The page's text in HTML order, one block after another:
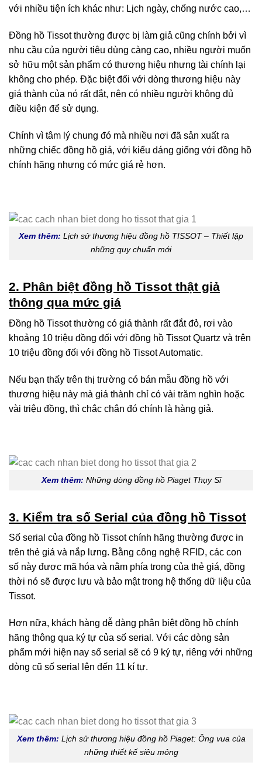
với nhiều tiện ích khác như: Lịch ngày, chống nước cao,…
Đồng hồ Tissot thường được bị làm giả cũng chính bởi vì
nhu cầu của người tiêu dùng càng cao, nhiều người muốn
sở hữu một sản phẩm có thương hiệu nhưng tài chính lại
không cho phép. Đặc biệt đối với dòng thương hiệu này
giá thành của nó rất đắt, nên có nhiều người không đủ
điều kiện để sử dụng.
Chính vì tâm lý chung đó mà nhiều nơi đã sản xuất ra
những chiếc đồng hồ giả, với kiểu dáng giống với đồng hồ
chính hãng nhưng có mức giá rẻ hơn.
Xem thêm: Lịch sử thương hiệu đồng hồ TISSOT – Thiết lập
những quy chuẩn mới
2. Phân biệt đồng hồ Tissot thật giả
thông qua mức giá
Đồng hồ Tissot thường có giá thành rất đắt đỏ, rơi vào
khoảng 10 triệu đồng đối với đồng hồ Tissot Quartz và trên
10 triệu đồng đối với đồng hồ Tissot Automatic.
Nếu bạn thấy trên thị trường có bán mẫu đồng hồ với
thương hiệu này mà giá thành chỉ có vài trăm nghìn hoặc
vài triệu đồng, thì chắc chắn đó chính là hàng giả.
Xem thêm: Những dòng đồng hồ Piaget Thụy Sĩ
3. Kiểm tra số Serial của đồng hồ Tissot
Số serial của đồng hồ Tissot chính hãng thường được in
trên thẻ giá và nắp lưng. Bằng công nghệ RFID, các con
số này được mã hóa và nằm phía trong của thẻ giá, đồng
thời nó sẽ được lưu và bảo mật trong hệ thống dữ liệu của
Tissot.
Hơn nữa, khách hàng dễ dàng phân biệt đồng hồ chính
hãng thông qua ký tự của số serial. Với các dòng sản
phẩm mới hiện nay số serial sẽ có 9 ký tự, riêng với những
dòng cũ số serial lên đến 11 kí tự.
Xem thêm: Lịch sử thương hiệu đồng hồ Piaget: Ông vua của
những thiết kế siêu mỏng